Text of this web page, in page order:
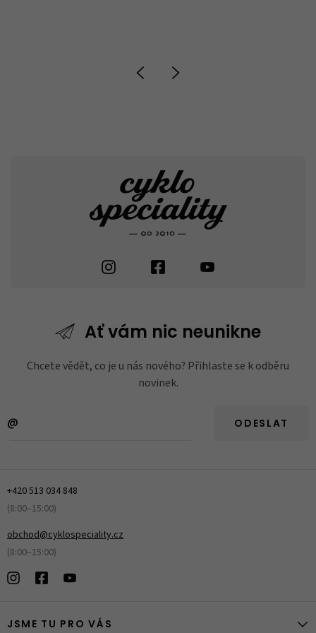
Ať vám nic neunikne
Chcete vědět, co je u nás nového? Přihlaste se k odběru
novinek.
ODESLAT
+420 513 034 848
(8:00–15:00)
obchod@cyklospeciality.cz
(8:00–15:00)
JSME TU PRO VÁS